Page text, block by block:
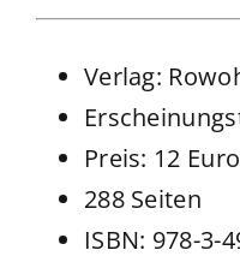
Verlag:
Preis: 12 Euro
288 Seiten
ISBN: 978-3-